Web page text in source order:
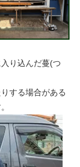
り込んだ蔓(つ
する場合がある